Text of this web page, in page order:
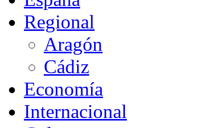
Regional
Aragón
Cádiz
Economía
Internacional